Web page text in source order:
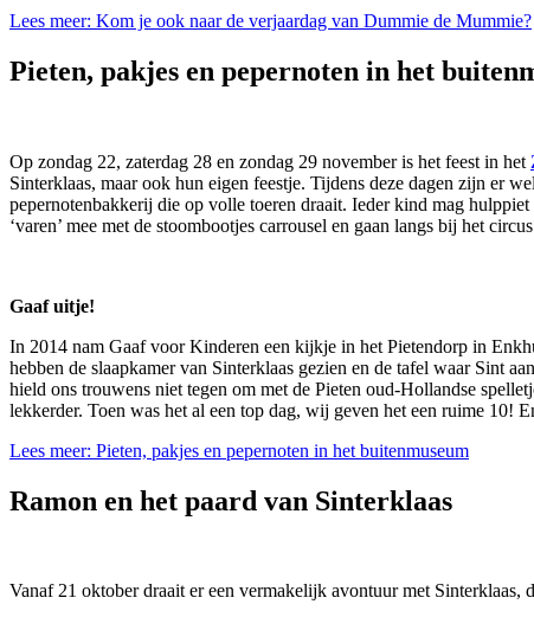
Lees meer: Kom je ook naar de verjaardag van Dummie de Mummie?
Pieten, pakjes en pepernoten in het
Op zondag 22, zaterdag 28 en zondag 29 november is het feest in het
Sinterklaas, maar ook hun eigen feestje. Tijdens deze dagen zijn er
pepernotenbakkerij die op volle toeren draait. Ieder kind mag
‘varen’ mee met de stoombootjes carrousel en gaan langs bij het
Gaaf uitje!
In 2014 nam Gaaf voor Kinderen een kijkje in het Pietendorp in
hebben de slaapkamer van Sinterklaas gezien en de tafel waar Sint
hield ons trouwens niet tegen om met de Pieten oud-Hollandse
lekkerder. Toen was het al een top dag, wij geven het een ruime 10!
Lees meer: Pieten, pakjes en pepernoten in het buitenmuseum
Ramon en het paard van Sinterklaas
Vanaf 21 oktober draait er een vermakelijk avontuur met Sinterklaas,